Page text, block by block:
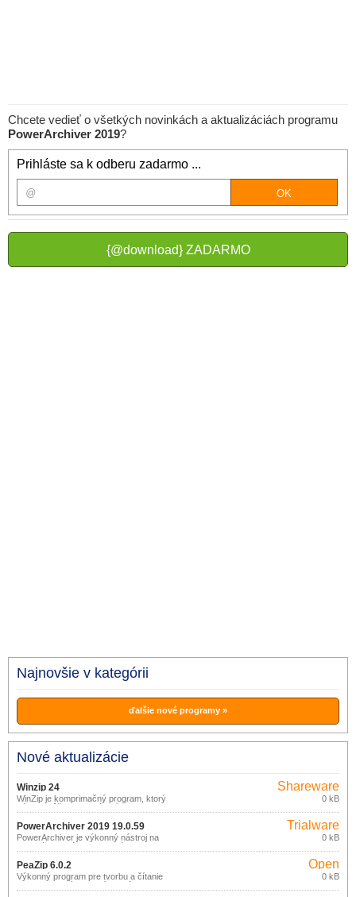
Chcete vedieť o všetkých novinkách a aktualizáciách programu
PowerArchiver 2019?
Prihláste sa k odberu zadarmo ...
{@download} ZADARMO
Najnovšie v kategórii
ďalšie nové programy »
Nové aktualizácie
Winzip 24
WinZip je komprimačný program, ktorý
vám pomôže pri vytváraní, a aj
rozbaľovaní súborov vo formáte ZIP.
Možno si kladiete načo vám bude tento
program užitočný. V prvom rade vám
ušetrí miesto v počítači. Veľké súbory
zbalí do menších súborov, s ktorými
môžete jednoduchšie pracovať.
Shareware
0 kB
PowerArchiver 2019 19.0.59
PowerArchiver je výkonný nástroj na
archiváciu a zálohovanie súborov.
Trialware
0 kB
PeaZip 6.0.2
Výkonný program pre tvorbu a čítanie
komprimovaných archívov súborov.
Open
source
(gpl)
0 kB